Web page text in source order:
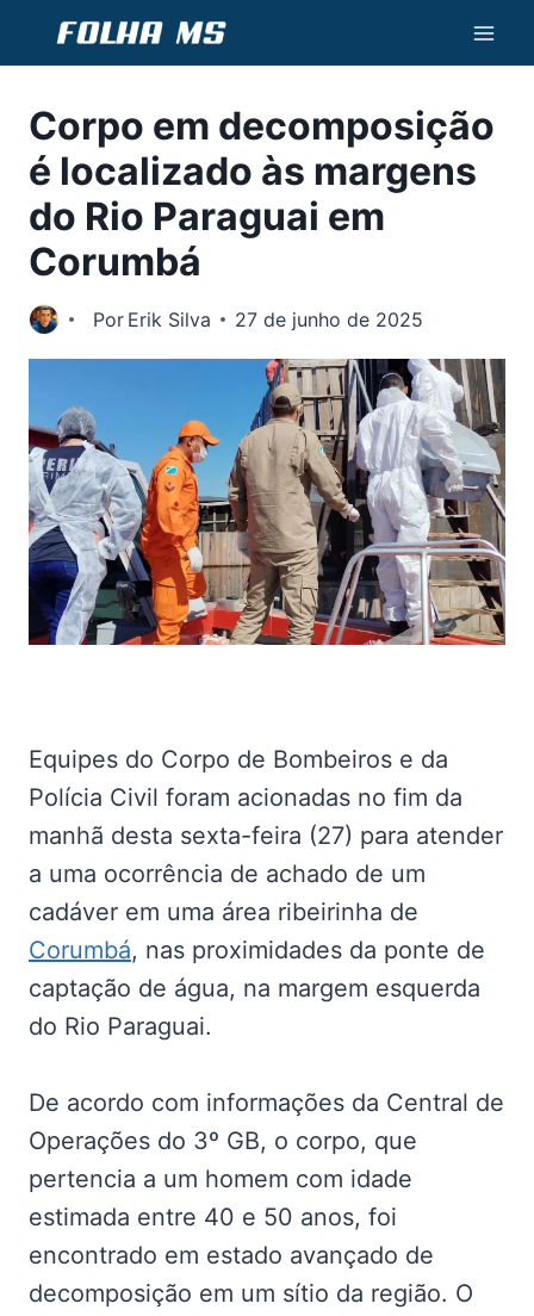
Conteúdo
Corpo em decomposição
é localizado às margens
do Rio Paraguai em
Corumbá
Por Erik Silva 27 de junho de 2025
Equipes do Corpo de Bombeiros e da
Polícia Civil foram acionadas no fim da
manhã desta sexta-feira (27) para atender
a uma ocorrência de achado de um
cadáver em uma área ribeirinha de
Corumbá, nas proximidades da ponte de
captação de água, na margem esquerda
do Rio Paraguai.
De acordo com informações da Central de
Operações do 3º GB, o corpo, que
pertencia a um homem com idade
estimada entre 40 e 50 anos, foi
encontrado em estado avançado de
decomposição em um sítio da região. O